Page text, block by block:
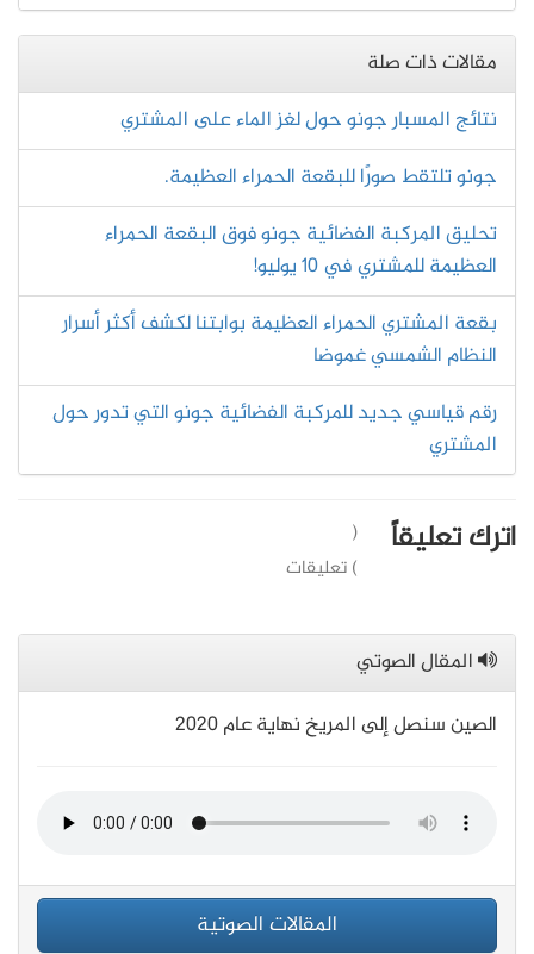
مقالات ذات صلة
نتائج المسبار جونو حول لغز الماء على المشتري
جونو تلتقط صورًا للبقعة الحمراء العظيمة.
تحليق المركبة الفضائية جونو فوق البقعة الحمراء
العظيمة للمشتري في 10 يوليو!
بقعة المشتري الحمراء العظيمة بوابتنا لكشف أكثر أسرار
النظام الشمسي غموضا
رقم قياسي جديد للمركبة الفضائية جونو التي تدور حول
المشتري
اترك تعليقاً
(
) تعليقات
المقال الصوتي
الصين سنصل إلى المريخ نهاية عام 2020
المقالات الصوتية